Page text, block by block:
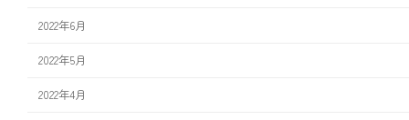
2022年6月
2022年5月
2022年4月